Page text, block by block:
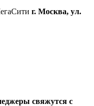
г. Москва, ул.
свяжутся с